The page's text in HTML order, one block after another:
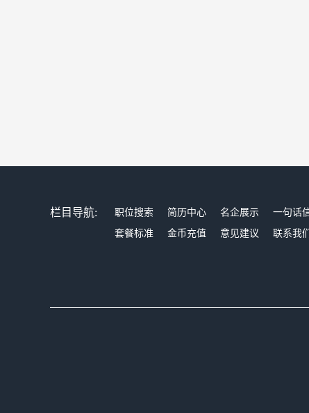
栏目导航: 职位搜索 简历中心 名企展示 一句话
套餐标准
金币充值 意见建议 联系我们